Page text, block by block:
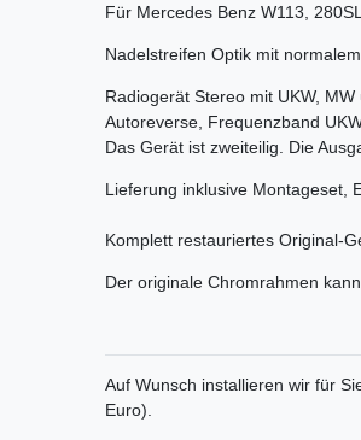
Für Mercedes Benz W113, 280SL
Nadelstreifen Optik mit
Radiogerät Stereo mit UKW,
Autoreverse, Frequenzband
Das Gerät ist zweiteilig. Die
Lieferung inklusive Montageset,
Komplett restauriertes Original-
Der originale Chromrahmen
Auf Wunsch installieren wir für
Euro).